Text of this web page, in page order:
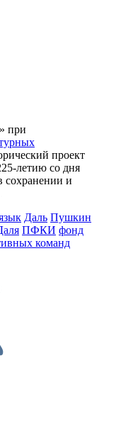
при
проект
летию со дня
сохранении и
Даль Пушкин
ПФКИ фонд
команд